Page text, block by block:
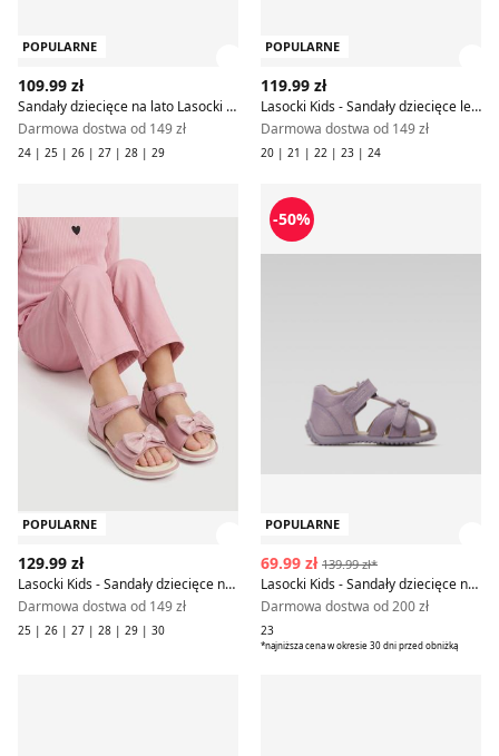
POPULARNE
109.99 zł
Sandały dziecięce na lato Lasocki Kids
Darmowa dostwa od 149 zł
24 | 25 | 26 | 27 | 28 | 29
POPULARNE
119.99 zł
Lasocki Kids - Sandały dziecięce letnie
Darmowa dostwa od 149 zł
20 | 21 | 22 | 23 | 24
Lasocki Kids - Sandały dziecięce na lato
POPULARNE
129.99 zł
Lasocki Kids - Sandały dziecięce na lato
Darmowa dostwa od 149 zł
25 | 26 | 27 | 28 | 29 | 30
Lasocki Kids - Sandały
POPULARNE
-50%
69.99 zł 139.99 zł*
Lasocki Kids - Sandały dziecięce na lato
Darmowa dostwa od 200 zł
23
*najniższa cena w okresie 30 dni przed obniżką